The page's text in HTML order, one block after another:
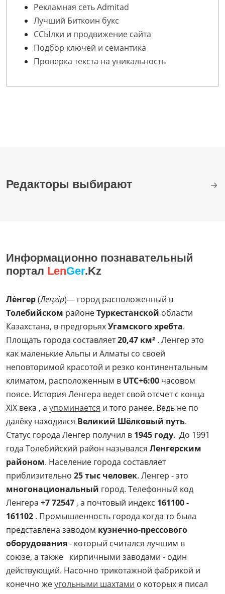
Рекламная сеть Admitad
Лучший Биткоин букс
ССЫлки и продвижение сайта
Подбор ключей и семантика
Проверка текста на уникальность
Редакторы выбирают
Информационно познавательный
портал LenGer.Kz
Ле́нгер(Леңгір)— город расположенный в
Толебийском районеТуркестанской области
Казахстана, в предгорьяхУгамского хребта.
Площать города составляет20,47 км² . Ленгер это
как маленькие Альпы и Алматы со своей
неповторимой красотой и резко континентальным
климатом, расположенным в UTC+6:00 часовом
поясе. История Ленгера ведет свой отсчет с конца
XIX века , а упоминается и того ранее. Ведь не по
далёку находился Великий Шёлковый путь.
Статус города Ленгер получил в 1945 году. До 1991
года Толебийский район назывался Ленгерским
районом. Население города составляет
приблизительно 25 тыс человек. Ленгер - это
многонациональный город. Телефонный код
Ленгера +7 72547 , а почтовый индекс 161100 -
161102 . Промышленность города когда то была
представлена заводом кузнечно-прессового
оборудования- который считался лучшим в
союзе, а также кирпичными заводами - один
действующий. Насочно трикотажной фабрикой и
конечно жеугольными шахтами о которых я писал